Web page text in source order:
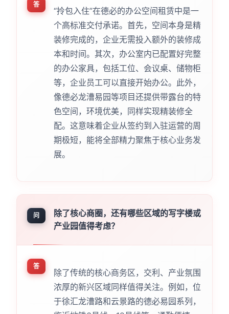
答
“拎包入住”在德必的办公空间租赁中是一
个高标准交付承诺。首先，空间本身是精
装修完成的，企业无需投入额外的装修成
本和时间。其次，办公室内已配置好完整
的办公家具，包括工位、会议桌、储物柜
等，企业员工可以直接开始办公。此外，
像德必龙漕易园等项目还提供带露台的特
色空间，环境优美，同样实现精装修全
配。这意味着企业从签约到入驻运营的周
期极短，能将全部精力聚焦于核心业务发
展。
问
除了核心商圈，还有哪些区域的写字楼或
产业园值得考虑？
答
除了传统的核心商务区，交利、产业氛围
浓厚的新兴区域同样值得关注。例如，位
于徐汇龙漕路和云景路的德必易园系列，